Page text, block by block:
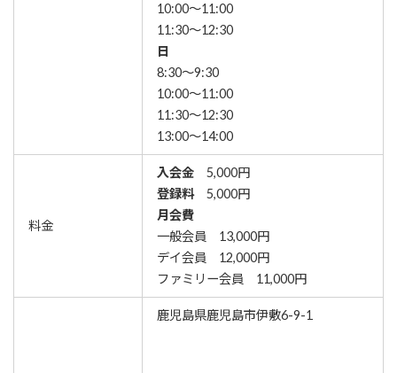
10:00～11:00
11:30～12:30
日
8:30～9:30
10:00～11:00
11:30～12:30
13:00～14:00
料金
入会金 5,000円
登録料5,000円
月会費
一般会員 13,000円
デイ会員 12,000円
ファミリー会員 11,000円
鹿児島県鹿児島市伊敷6-9-1